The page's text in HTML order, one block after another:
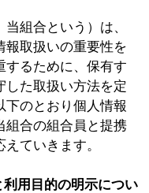
組合という）は、
報取扱いの重要性を
するために、保有す
した取扱い方法を定
下のとおり個人情報
組合の組合員と提携
ていきます。
用目的の明示につい